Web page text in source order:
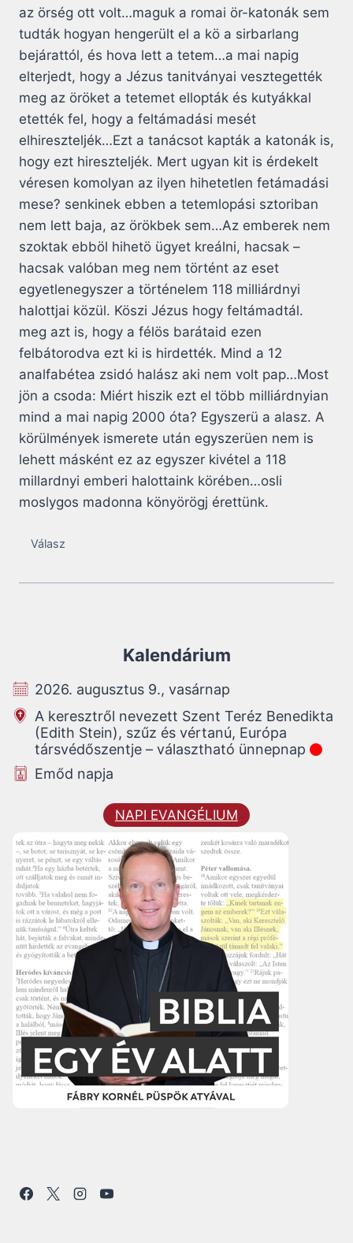
az örség ott volt…maguk a romai ör-katonák sem
tudták hogyan hengerült el a kö a sirbarlang
bejárattól, és hova lett a tetem…a mai napig
elterjedt, hogy a Jézus tanitványai vesztegették
meg az öröket a tetemet ellopták és kutyákkal
etették fel, hogy a feltámadási mesét
elhireszteljék…Ezt a tanácsot kapták a katonák is,
hogy ezt hireszteljék. Mert ugyan kit is érdekelt
véresen komolyan az ilyen hihetetlen fetámadási
mese? senkinek ebben a tetemlopási sztoriban
nem lett baja, az örökbek sem…Az emberek nem
szoktak ebböl hihetö ügyet kreálni, hacsak –
hacsak valóban meg nem történt az eset
egyetlenegyszer a történelem 118 milliárdnyi
halottjai közül. Köszi Jézus hogy feltámadtál.
meg azt is, hogy a félös barátaid ezen
felbátorodva ezt ki is hirdették. Mind a 12
analfabétea zsidó halász aki nem volt pap…Most
jön a csoda: Miért hiszik ezt el több milliárdnyian
mind a mai napig 2000 óta? Egyszerü a alasz. A
körülmények ismerete után egyszerüen nem is
lehett másként ez az egyszer kivétel a 118
millardnyi emberi halottaink körében…osli
moslygos madonna könyörögj érettünk.
Válasz
Kalendárium
2026. augusztus 9., vasárnap
A keresztről nevezett Szent Teréz Benedikta
(Edith Stein), szűz és vértanú, Európa
társvédőszentje – választható ünnepnap
Emőd napja
NAPI EVANGÉLIUM